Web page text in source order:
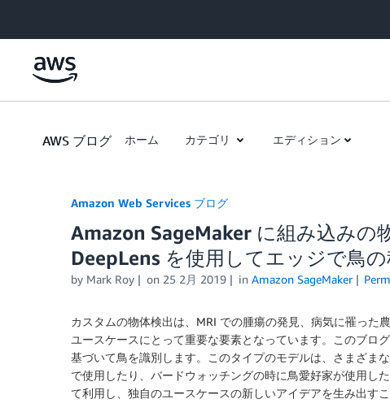
AWS ブログ ホーム カテゴリ エディション
Amazon Web Services ブログ
Amazon SageMaker に組み込みの
DeepLens を使用してエッジで鳥
by Mark Roy on 25 2月 2019 in Amazon SageMaker
カスタムの物体検出は、MRI での腫瘍の発見、病気に罹った
ユースケースにとって重要な要素となっています。このブロ
基づいて鳥を識別します。このタイプのモデルは、さまざま
で使用したり、バードウォッチングの時に鳥愛好家が使用し
て利用し、独自のユースケースの新しいアイデアを生み出すこ